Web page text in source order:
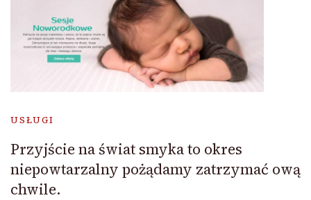
USŁUGI
Przyjście na świat smyka to okres
niepowtarzalny pożądamy zatrzymać ową
chwile.